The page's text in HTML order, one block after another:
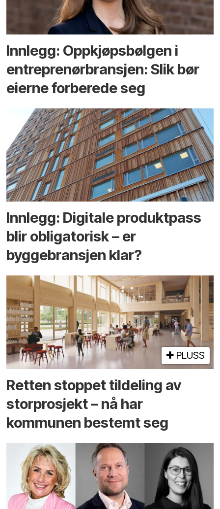
Innlegg: Oppkjøps­bølgen i
entreprenør­bransjen: Slik bør
eierne forberede seg
Innlegg: Digitale produktpass
blir obligatorisk – er
byggebransjen klar?
PLUSS
Retten stoppet tildeling av
storprosjekt – nå har
kommunen bestemt seg